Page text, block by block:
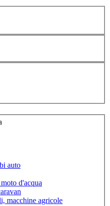
auto
d'acqua
macchine agricole